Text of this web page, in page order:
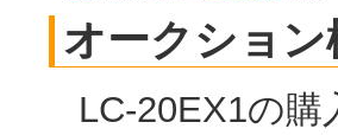
オークション
LC-20EX1の